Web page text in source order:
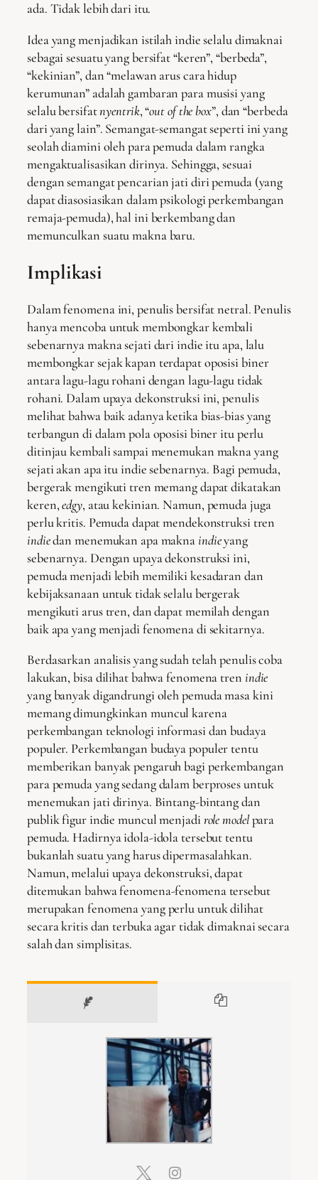
ada. Tidak lebih dari itu.
Idea yang menjadikan istilah indie selalu dimaknai
sebagai sesuatu yang bersifat “keren”, “berbeda”,
“kekinian”, dan “melawan arus cara hidup
kerumunan” adalah gambaran para musisi yang
selalu bersifatnyentrik, “out of the box”, dan “berbeda
dari yang lain”. Semangat-semangat seperti ini yang
seolah diamini oleh para pemuda dalam rangka
mengaktualisasikan dirinya. Sehingga, sesuai
dengan semangat pencarian jati diri pemuda (yang
dapat diasosiasikan dalam psikologi perkembangan
remaja-pemuda), hal ini berkembang dan
memunculkan suatu makna baru.
Implikasi
Dalam fenomena ini, penulis bersifat netral. Penulis
hanya mencoba untuk membongkar kembali
sebenarnya makna sejati dari indie itu apa, lalu
membongkar sejak kapan terdapat oposisi biner
antara lagu-lagu rohani dengan lagu-lagu tidak
rohani. Dalam upaya dekonstruksi ini, penulis
melihat bahwa baik adanya ketika bias-bias yang
terbangun di dalam pola oposisi biner itu perlu
ditinjau kembali sampai menemukan makna yang
sejati akan apa itu indie sebenarnya. Bagi pemuda,
bergerak mengikuti tren memang dapat dikatakan
keren,edgy, atau kekinian. Namun, pemuda juga
perlu kritis. Pemuda dapat mendekonstruksi tren
indiedan menemukan apa makna indieyang
sebenarnya. Dengan upaya dekonstruksi ini,
pemuda menjadi lebih memiliki kesadaran dan
kebijaksanaan untuk tidak selalu bergerak
mengikuti arus tren, dan dapat memilah dengan
baik apa yang menjadi fenomena di sekitarnya.
Berdasarkan analisis yang sudah telah penulis coba
lakukan, bisa dilihat bahwa fenomena tren indie
yang banyak digandrungi oleh pemuda masa kini
memang dimungkinkan muncul karena
perkembangan teknologi informasi dan budaya
populer. Perkembangan budaya populer tentu
memberikan banyak pengaruh bagi perkembangan
para pemuda yang sedang dalam berproses untuk
menemukan jati dirinya. Bintang-bintang dan
publik figur indie muncul menjadi role modelpara
pemuda. Hadirnya idola-idola tersebut tentu
bukanlah suatu yang harus dipermasalahkan.
Namun, melalui upaya dekonstruksi, dapat
ditemukan bahwa fenomena-fenomena tersebut
merupakan fenomena yang perlu untuk dilihat
secara kritis dan terbuka agar tidak dimaknai secara
salah dan simplisitas.